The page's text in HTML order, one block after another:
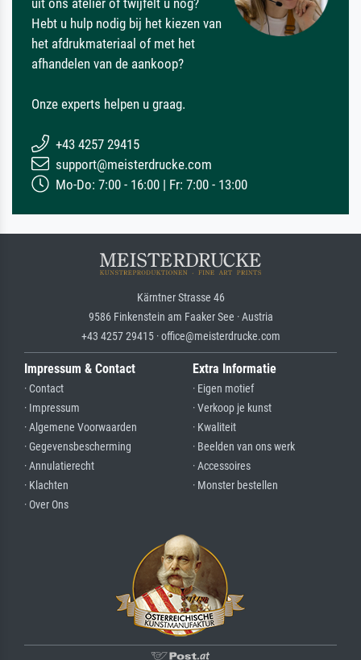
Hebt u hulp nodig bij het kiezen van
het afdrukmateriaal of met het
afhandelen van de aankoop?
Onze experts helpen u graag.
+43 4257 29415
support@meisterdrucke.com
Mo-Do: 7:00 - 16:00 | Fr: 7:00 - 13:00
Kärntner Strasse 46
9586 Finkenstein am Faaker See · Austria
+43 4257 29415 · office@meisterdrucke.com
Impressum & Contact
· Contact
· Impressum
· Algemene Voorwaarden
· Gegevensbescherming
· Annulatierecht
· Klachten
· Over Ons
Extra Informatie
· Eigen motief
· Verkoop je kunst
· Kwaliteit
· Beelden van ons werk
· Accessoires
· Monster bestellen